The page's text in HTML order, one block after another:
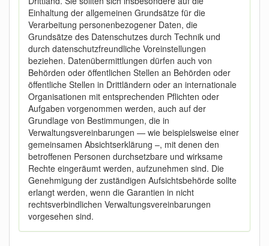
Einhaltung der allgemeinen Grundsätze für die
Verarbeitung personenbezogener Daten, die
Grundsätze des Datenschutzes durch Technik und
durch datenschutzfreundliche Voreinstellungen
beziehen. Datenübermittlungen dürfen auch von
Behörden oder öffentlichen Stellen an Behörden oder
öffentliche Stellen in Drittländern oder an internationale
Organisationen mit entsprechenden Pflichten oder
Aufgaben vorgenommen werden, auch auf der
Grundlage von Bestimmungen, die in
Verwaltungsvereinbarungen — wie beispielsweise einer
gemeinsamen Absichtserklärung –, mit denen den
betroffenen Personen durchsetzbare und wirksame
Rechte eingeräumt werden, aufzunehmen sind. Die
Genehmigung der zuständigen Aufsichtsbehörde sollte
erlangt werden, wenn die Garantien in nicht
rechtsverbindlichen Verwaltungsvereinbarungen
vorgesehen sind.